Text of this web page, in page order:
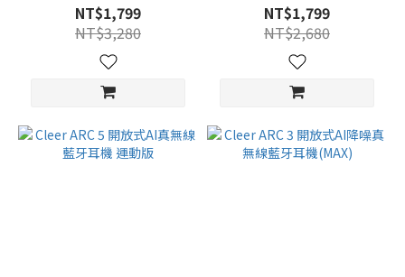
NT$1,799
NT$3,280
NT$1,799
NT$2,680